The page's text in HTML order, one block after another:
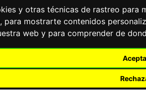
y otras técnicas de rastreo para
para mostrarte contenidos
web y para comprender de